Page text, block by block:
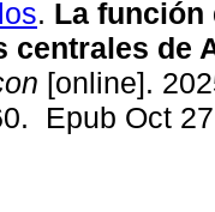
. La función
centrales de
[online].
Epub Oct